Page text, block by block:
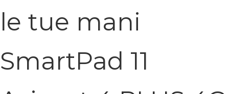
le tue mani
SmartPad 11